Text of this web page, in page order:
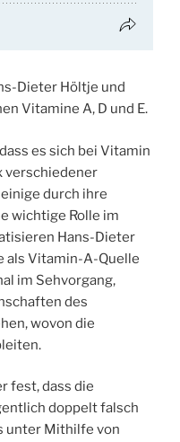
Dieter Höltje und
Vitamine A, D und E.
es sich bei Vitamin
verschiedener
durch ihre
wichtige Rolle im
Hans-Dieter
als Vitamin-A-Quelle
im Sehvorgang,
des
wovon die
fest, dass die
doppelt falsch
unter Mithilfe von